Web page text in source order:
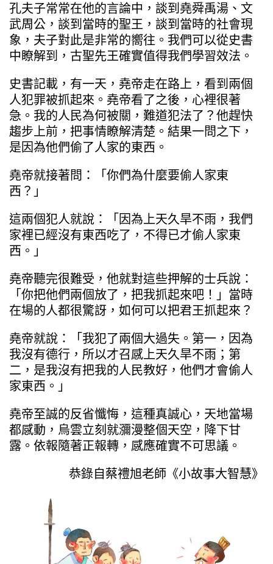
孔夫子常常在他的言論中，談到堯舜禹湯、文
武周公，談到當時的聖王，談到當時的社會現
象，夫子對此是非常的嚮往。我們可以從史書
中瞭解到，古聖先王確實值得我們學習效法。
史書記載，有一天，堯帝走在路上，看到兩個
人犯罪被抓起來。堯帝看了之後，心裡很著
急。我的人民為何被關，難道犯法了？他趕快
趨步上前，把事情瞭解清楚。結果一問之下，
是因為他們偷了人家的東西。
堯帝就接著問：「你們為什麼要偷人家東
西？」
這兩個犯人就說：「因為上天久旱不雨，我們
家裡已經沒有東西吃了，不得已才偷人家東
西。」
堯帝聽完很難受，他就對這些押解的士兵說：
「你把他們兩個放了，把我抓起來吧！」當時
在場的人都很驚訝，如何可以把君王抓起來？
堯帝就說：「我犯了兩個大過失。第一，因為
我沒有德行，所以才召感上天久旱不雨；第
二，是我沒有把我的人民教好，他們才會偷人
家東西。」
堯帝至誠的反省懺悔，這種真誠心，天地當場
都感動，烏雲立刻就瀰漫整個天空，降下甘
露。依報隨著正報轉，感應確實不可思議。
恭錄自蔡禮旭老師《小故事大智慧》